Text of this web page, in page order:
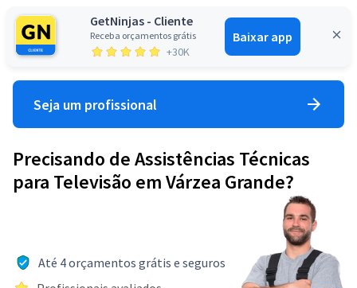
GetNinjas - Cliente
Receba orçamentos grátis
+30K
Baixar app
Entrar
Seja um profissional
Precisando de Assistências Técnicas
para Televisão em Várzea Grande?
Até 4 orçamentos grátis e seguros